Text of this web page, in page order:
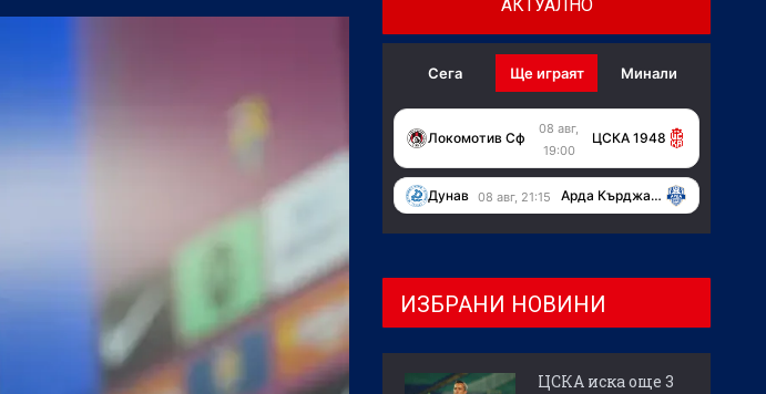
АКТУАЛНО
Сега Ще играят Минали
Локомотив Сф
08 авг,
19:00
ЦСКА 1948
Дунав 08 авг, 21:15 Арда Кърджали
ИЗБРАНИ НОВИНИ
ЦСКА иска още 3